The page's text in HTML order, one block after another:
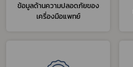
ข้อมูลด้านความปลอดภัยของ
เครื่องมือแพทย์